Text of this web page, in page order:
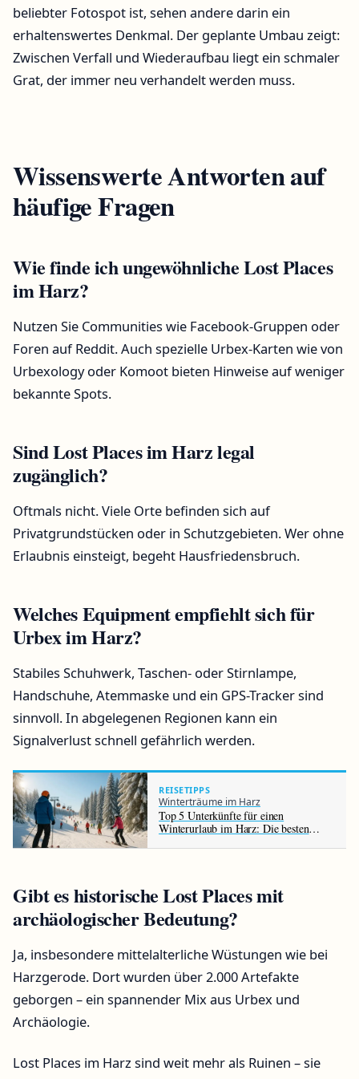
beliebter Fotospot ist, sehen andere darin ein
erhaltenswertes Denkmal. Der geplante Umbau zeigt:
Zwischen Verfall und Wiederaufbau liegt ein schmaler
Grat, der immer neu verhandelt werden muss.
Wissenswerte Antworten auf
häufige Fragen
Wie finde ich ungewöhnliche Lost Places
im Harz?
Nutzen Sie Communities wie Facebook-Gruppen oder
Foren auf Reddit. Auch spezielle Urbex-Karten wie von
Urbexology oder Komoot bieten Hinweise auf weniger
bekannte Spots.
Sind Lost Places im Harz legal
zugänglich?
Oftmals nicht. Viele Orte befinden sich auf
Privatgrundstücken oder in Schutzgebieten. Wer ohne
Erlaubnis einsteigt, begeht Hausfriedensbruch.
Welches Equipment empfiehlt sich für
Urbex im Harz?
Stabiles Schuhwerk, Taschen- oder Stirnlampe,
Handschuhe, Atemmaske und ein GPS-Tracker sind
sinnvoll. In abgelegenen Regionen kann ein
Signalverlust schnell gefährlich werden.
REISETIPPS
Winterträume im Harz
Top 5 Unterkünfte für einen
Winterurlaub im Harz: Die besten
Gibt es historische Lost Places mit
archäologischer Bedeutung?
Ja, insbesondere mittelalterliche Wüstungen wie bei
Harzgerode. Dort wurden über 2.000 Artefakte
geborgen – ein spannender Mix aus Urbex und
Archäologie.
Lost Places im Harz sind weit mehr als Ruinen – sie